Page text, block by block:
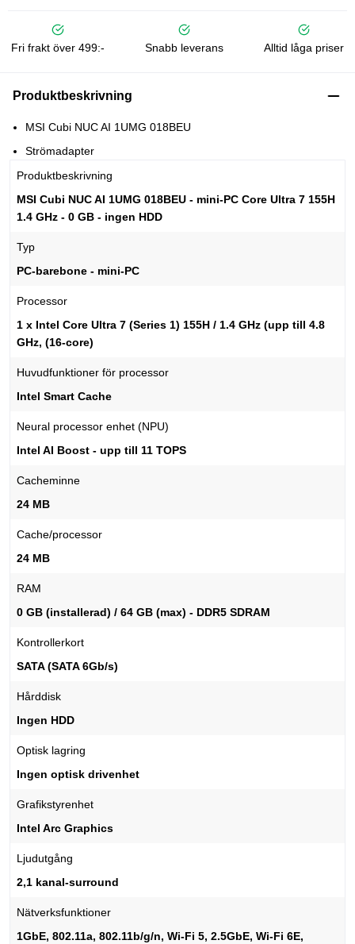
Fri frakt över 499:- Snabb leverans Alltid låga priser
Produktbeskrivning
MSI Cubi NUC AI 1UMG 018BEU
Strömadapter
Produktbeskrivning
MSI Cubi NUC AI 1UMG 018BEU - mini-PC Core Ultra 7 155H
1.4 GHz - 0 GB - ingen HDD
Typ
PC-barebone - mini-PC
Processor
1 x Intel Core Ultra 7 (Series 1) 155H / 1.4 GHz (upp till 4.8
GHz, (16-core)
Huvudfunktioner för processor
Intel Smart Cache
Neural processor enhet (NPU)
Intel AI Boost - upp till 11 TOPS
Cacheminne
24 MB
Cache/processor
24 MB
RAM
0 GB (installerad) / 64 GB (max) - DDR5 SDRAM
Kontrollerkort
SATA (SATA 6Gb/s)
Hårddisk
Ingen HDD
Optisk lagring
Ingen optisk drivenhet
Grafikstyrenhet
Intel Arc Graphics
Ljudutgång
2,1 kanal-surround
Nätverksfunktioner
1GbE, 802.11a, 802.11b/g/n, Wi-Fi 5, 2.5GbE, Wi-Fi 6E,